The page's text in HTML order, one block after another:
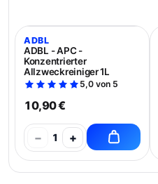
ADBL
ADBL - APC -
Konzentrierter
Allzweckreiniger 1L
5,0 von 5
10,90 €
− 1 +